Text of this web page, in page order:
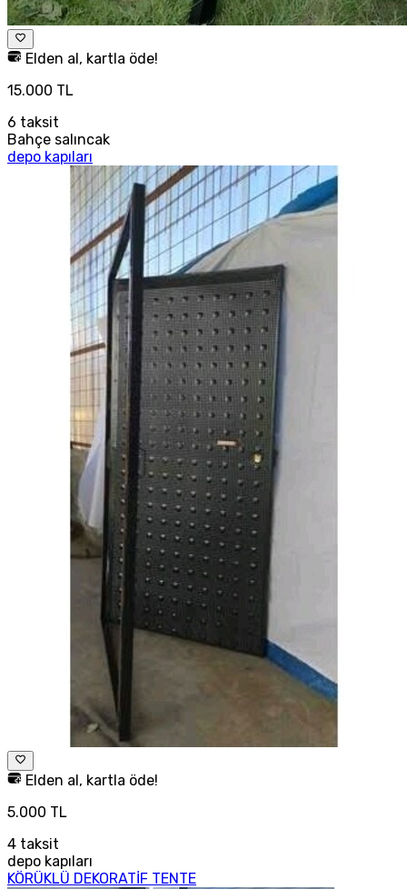
Elden al, kartla öde!
15.000 TL
6 taksit
Bahçe salıncak
depo kapıları
Elden al, kartla öde!
5.000 TL
4 taksit
depo kapıları
KÖRÜKLÜ DEKORATİF TENTE